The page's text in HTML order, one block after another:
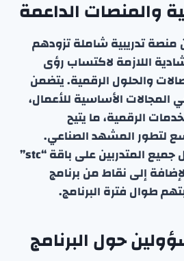
والمنصات الداعمة
منصة تدريبية شاملة تزودهم
اللازمة لاكتساب رؤى
والحلول الرقمية. يتضمن
المجالات الأساسية للأعمال،
الرقمية، ما يتيح
لتطور المشهد الصناعي.
علاوة على ذلك، يحصل جميع المتدربين على باقة “stc”
إلى نقاط من برنامج
طوال فترة البرنامج.
حول البرنامج